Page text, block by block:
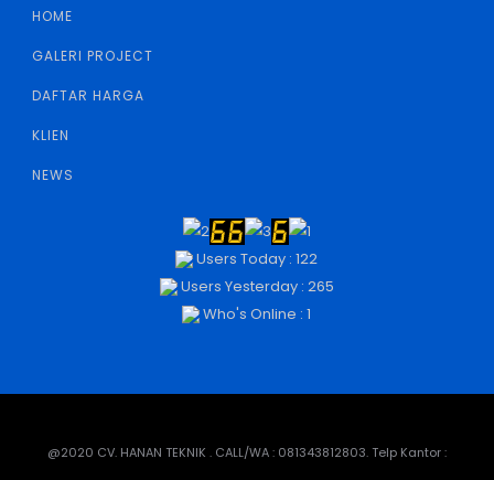
HOME
GALERI PROJECT
DAFTAR HARGA
KLIEN
NEWS
Users Today : 122
Users Yesterday : 265
Who's Online : 1
@2020 CV. HANAN TEKNIK . CALL/WA : 081343812803. Telp Kantor :